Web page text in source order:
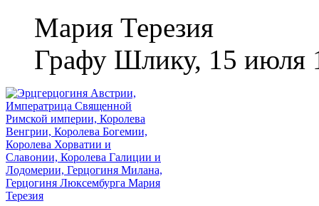
Мария Терезия
Графу Шлику, 15 июля